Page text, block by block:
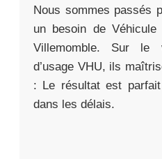
Nous sommes passés
un besoin de Véhicule
Villemomble. Sur le
d’usage VHU, ils
: Le résultat est
dans les délais.